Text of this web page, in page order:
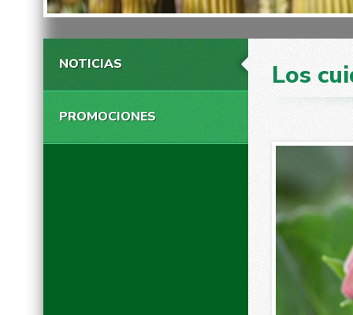
Los
NOTICIAS
PROMOCIONES